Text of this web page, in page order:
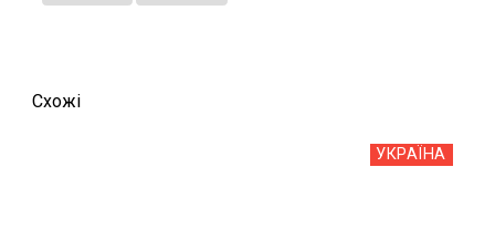
Схожi
УКРАЇНА